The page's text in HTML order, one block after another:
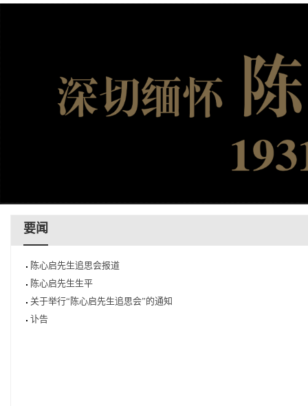
要闻
陈心启先生追思会报道
陈心启先生生平
关于举行“陈心启先生追思会”的通知
讣告